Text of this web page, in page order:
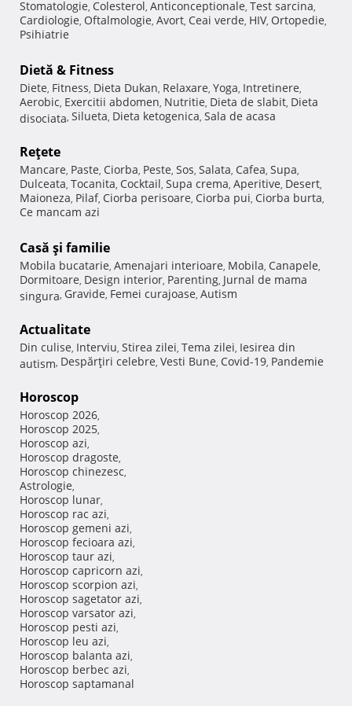
Stomatologie, Colesterol, Anticonceptionale, Test sarcina,
Cardiologie, Oftalmologie, Avort, Ceai verde, HIV, Ortopedie,
Psihiatrie
Dietă & Fitness
Diete, Fitness, Dieta Dukan, Relaxare, Yoga, Intretinere,
Aerobic, Exercitii abdomen, Nutritie, Dieta de slabit, Dieta
disociata, Silueta, Dieta ketogenica, Sala de acasa
Reţete
Mancare, Paste, Ciorba, Peste, Sos, Salata, Cafea, Supa,
Dulceata, Tocanita, Cocktail, Supa crema, Aperitive, Desert,
Maioneza, Pilaf, Ciorba perisoare, Ciorba pui, Ciorba burta,
Ce mancam azi
Casă şi familie
Mobila bucatarie, Amenajari interioare, Mobila, Canapele,
Dormitoare, Design interior, Parenting, Jurnal de mama
singura, Gravide, Femei curajoase, Autism
Actualitate
Din culise, Interviu, Stirea zilei, Tema zilei, Iesirea din
autism, Despărţiri celebre, Vesti Bune, Covid-19, Pandemie
Horoscop
Horoscop 2026,
Horoscop 2025,
Horoscop azi,
Horoscop dragoste,
Horoscop chinezesc,
Astrologie,
Horoscop lunar,
Horoscop rac azi,
Horoscop gemeni azi,
Horoscop fecioara azi,
Horoscop taur azi,
Horoscop capricorn azi,
Horoscop scorpion azi,
Horoscop sagetator azi,
Horoscop varsator azi,
Horoscop pesti azi,
Horoscop leu azi,
Horoscop balanta azi,
Horoscop berbec azi,
Horoscop saptamanal